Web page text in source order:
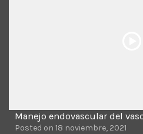
Manejo endovascular del
Posted on 18 noviembre, 2021